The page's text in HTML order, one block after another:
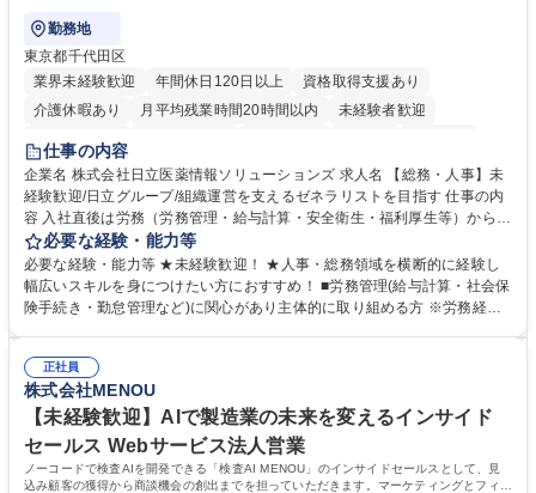
勤務地
東京都千代田区
業界未経験歓迎
年間休日120日以上
資格取得支援あり
介護休暇あり
月平均残業時間20時間以内
未経験者歓迎
住宅手当あり
育休あり
完全週休2日制 交通費支給 土日祝休み 寮・社宅あり
仕事の内容
企業名 株式会社日立医薬情報ソリューションズ 求人名 【総務・人事】未
経験歓迎/日立グループ/組織運営を支えるゼネラリストを目指す 仕事の内
容 入社直後は労務（労務管理・給与計算・安全衛生・福利厚生等）からお
任せいたします。将来は総務・採用・教育業務へ守備範囲を広げ、組織運
営を支えるゼネラリストをめざせます。 ・初期業務：労働時間管理、給与
計算、社会保険対応、福利厚生管理、安全衛生、健康経営推進等をお任せ
します。ご経験に応じて、休職者管理など、幅広く経験を積んでいただき
幅広く経験を積みたい意欲がある方に最適な環境です。 募集職種 【総
務・人事】未経験歓迎/日立グループ/組織運営を支えるゼネラリストを目
指す
必要な経験・能力等
必要な経験・能力等 ★未経験歓迎！ ★人事・総務領域を横断的に経験し
幅広いスキルを身につけたい方におすすめ！ ■労務管理(給与計算・社会保
険手続き・勤怠管理など)に関心があり主体的に取り組める方 ※労務経験
のご経験 ■労務管理（給与計算・社会保険手続き・勤怠管理など）の経験
■衛生管理者の資格をお持ちの方 学歴・資格 学歴：大学院 大学 高専 短大
専修学校 高校 語学力： 資格：
正社員
株式会社MENOU
【未経験歓迎】AIで製造業の未来を変えるインサイド
セールス Webサービス法人営業
ノーコードで検査AIを開発できる「検査AI MENOU」のインサイドセールスとして、見
込み顧客の獲得から商談機会の創出までを担っていただきます。マーケティングとフィー